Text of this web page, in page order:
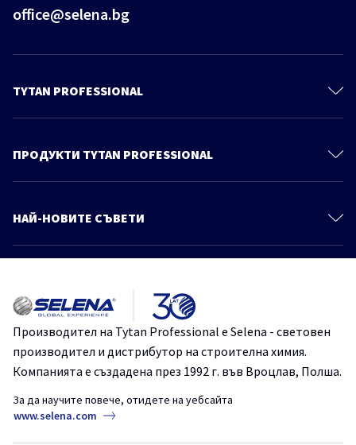
office@selena.bg
TYTAN PROFESSIONAL
Контакти
Знания и съвети
ПРОДУКТИ TYTAN PROFESSIONAL
Полиуретанови Лепила
Хидроизолации
Химически Анкери
Системи за Топлоизолация
Покривни Фолиа
Ленти
НАЙ-НОВИТЕ СЪВЕТИ
Още статии
използване на монтажна пяна през късната есен и зимата
TYTANProfessional монтажнапяна
Как лесно и надеждно да монтираме декоративни панели на
стената?
СтроителниРешения
Производител на Tytan Professional е Selena - световен
производител и дистрибутор на строителна химия.
Компанията е създадена през 1992 г. във Вроцлав, Полша.
За да научите повече, отидете на уебсайта
www.selena.com